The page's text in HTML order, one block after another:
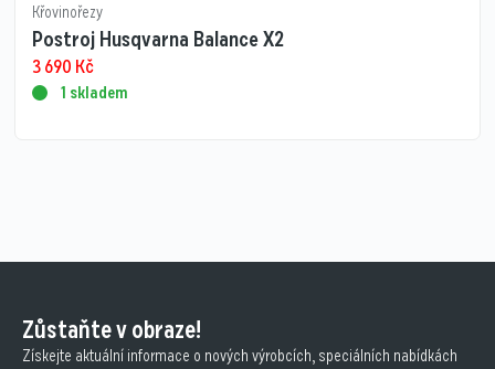
Křovinořezy
Postroj Husqvarna Balance X2
3 690 Kč
1 skladem
Zůstaňte v obraze!
Získejte aktuální informace o nových výrobcích, speciálních nabídkách